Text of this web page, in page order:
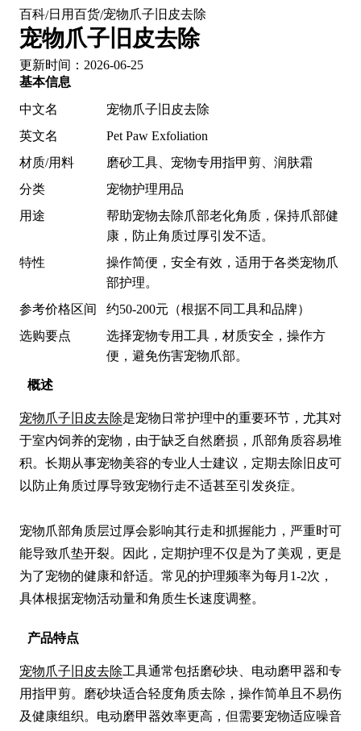
百科/日用百货/宠物爪子旧皮去除
宠物爪子旧皮去除
更新时间：2026-06-25
概述
宠物爪子旧皮去除是宠物日常护理中的重要环节，尤其对
于室内饲养的宠物，由于缺乏自然磨损，爪部角质容易堆
积。长期从事宠物美容的专业人士建议，定期去除旧皮可
以防止角质过厚导致宠物行走不适甚至引发炎症。
宠物爪部角质层过厚会影响其行走和抓握能力，严重时可
能导致爪垫开裂。因此，定期护理不仅是为了美观，更是
为了宠物的健康和舒适。常见的护理频率为每月1-2次，
具体根据宠物活动量和角质生长速度调整。
产品特点
宠物爪子旧皮去除工具通常包括磨砂块、电动磨甲器和专
用指甲剪。磨砂块适合轻度角质去除，操作简单且不易伤
及健康组织。电动磨甲器效率更高，但需要宠物适应噪音
基本信息
中文名
宠物爪子旧皮去除
英文名
Pet Paw Exfoliation
材质/用料
磨砂工具、宠物专用指甲剪、润肤霜
分类
宠物护理用品
用途
帮助宠物去除爪部老化角质，保持爪部健
康，防止角质过厚引发不适。
特性
操作简便，安全有效，适用于各类宠物爪
部护理。
参考价格区间
约50-200元（根据不同工具和品牌）
选购要点
选择宠物专用工具，材质安全，操作方
便，避免伤害宠物爪部。